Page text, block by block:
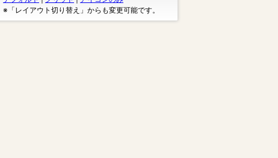
※「レイアウト切り替え」からも変更可能です。